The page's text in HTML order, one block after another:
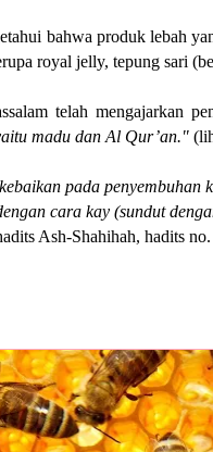
bahwa produk lebah
royal jelly, tepung sari
telah mengajarkan
madu dan Al Qur’an."
pada
cara kay (sundut
Ash-Shahihah, hadits